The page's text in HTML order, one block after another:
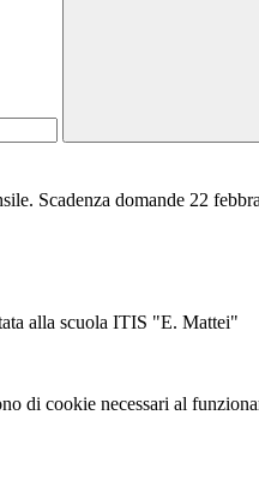
Scadenza domande 22
alla scuola ITIS "E. Mattei"
di cookie necessari al